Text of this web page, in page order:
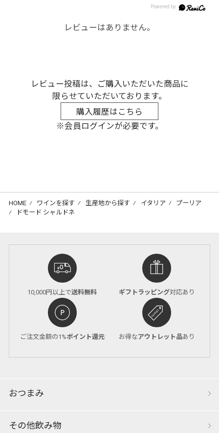
レビューはありません。
レビュー投稿は、ご購入いただいた商品に
限らせていただいております。
購入履歴はこちら
※会員ログインが必要です。
HOME ⁄ ワインを探す ⁄ 生産地から探す ⁄ イタリア ⁄ プーリア
⁄
ドモード シャルドネ
10,000円以上で送料無料 ギフトラッピング対応あり
ご注文金額の1%ポイント還元 お得なアウトレット品あり
おつまみ
その他飲み物